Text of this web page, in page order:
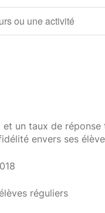
ou une activité
un taux de
envers ses
réguliers